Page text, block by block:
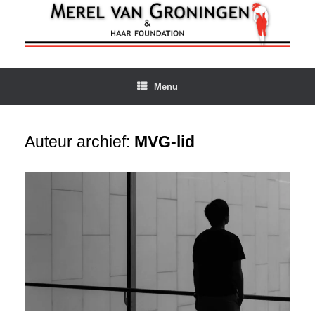
inhoud
Menu
Auteur archief: MVG-lid